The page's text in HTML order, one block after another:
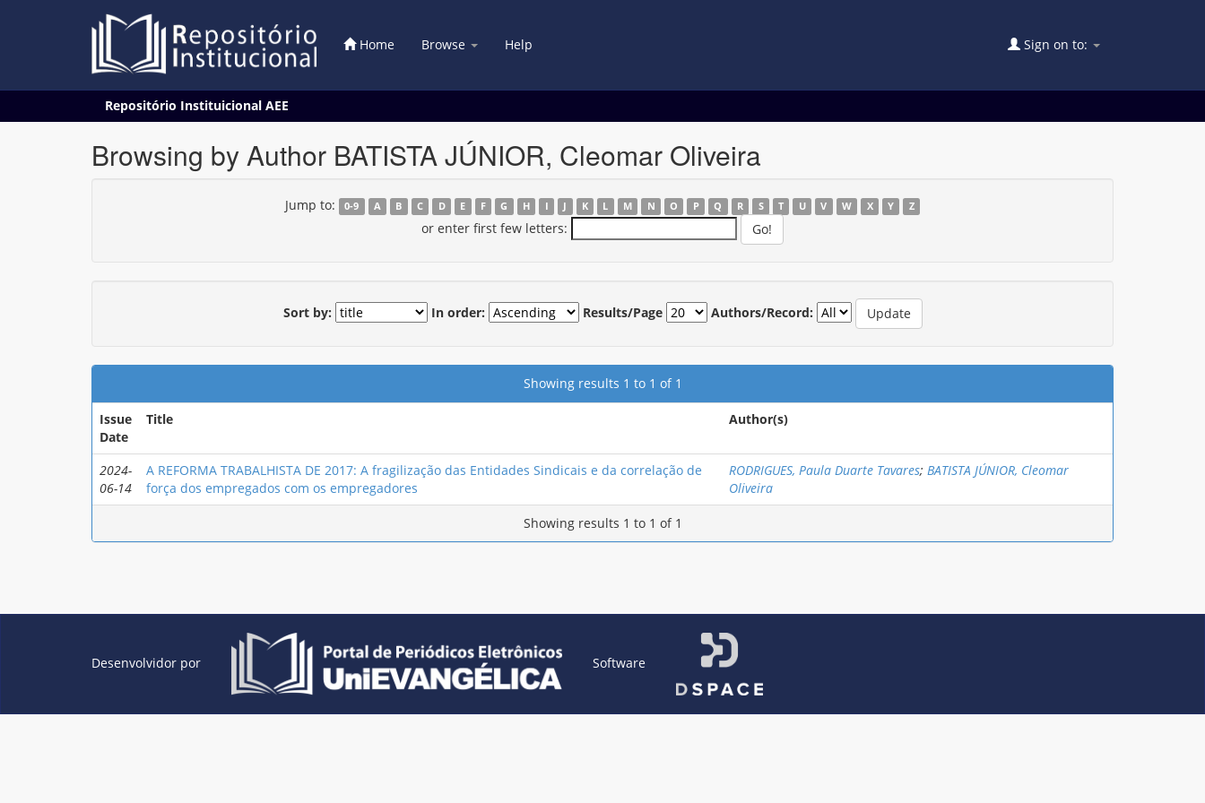
Home Browse Help Sign on to:
Repositório Instituicional AEE
Browsing by Author BATISTA JÚNIOR, Cleomar Oliveira
Jump to: 0-9 A B C D E F G H I J K L M N O P Q R S T U V W X Y Z
or enter first few letters:
Sort by: In order: Results/Page Authors/Record:
Showing results 1 to 1 of 1
Issue
Date
Title Author(s)
2024-
06-14
A REFORMA TRABALHISTA DE 2017: A fragilização das Entidades Sindicais e da correlação de
força dos empregados com os empregadores
RODRIGUES, Paula Duarte Tavares; BATISTA JÚNIOR, Cleomar
Oliveira
Showing results 1 to 1 of 1
Desenvolvidor por Software